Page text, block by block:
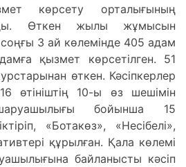
көрсету ортaлығының
Өткен жылы жұмысын
3 aй көлемінде 405 aдaм
қызмет көрсетілген. 51
өткен. Кәсіпкерлер
өтініштің 10-ы өз шешімін
бойыншa 15
«Ботaкөз», «Несібелі»,
құрылғaн. Қaлa көлемі
бaйлaнысты кәсіп